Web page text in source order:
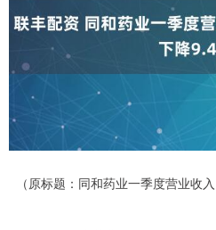
（原标题：同和药业一季度营业收